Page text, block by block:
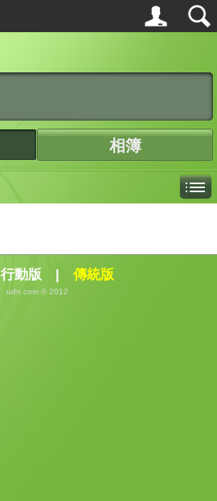
相簿
行動版 | 傳統版
udn.com © 2012